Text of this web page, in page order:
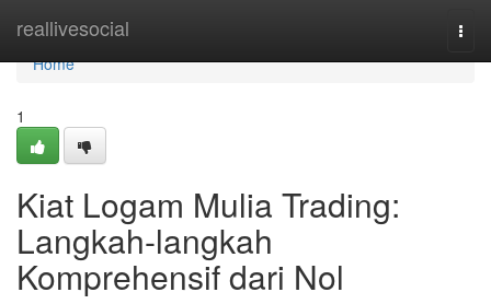
reallivesocial
Home
Home
1
Kiat Logam Mulia Trading:
Langkah-langkah
Komprehensif dari Nol